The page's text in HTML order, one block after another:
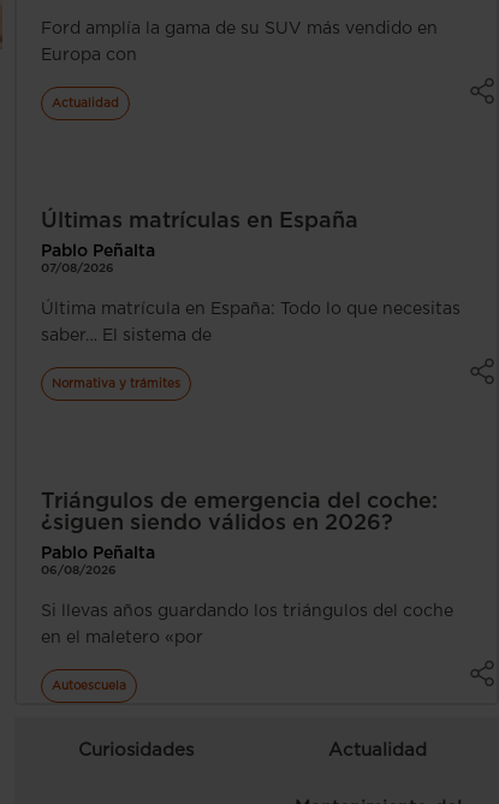
Ford amplía la gama de su SUV más vendido en
Europa con
Actualidad
Últimas matrículas en España
Pablo Peñalta
07/08/2026
Última matrícula en España: Todo lo que necesitas
saber… El sistema de
Normativa y trámites
Triángulos de emergencia del coche:
¿siguen siendo válidos en 2026?
Pablo Peñalta
06/08/2026
Si llevas años guardando los triángulos del coche
en el maletero «por
Autoescuela
Curiosidades Actualidad